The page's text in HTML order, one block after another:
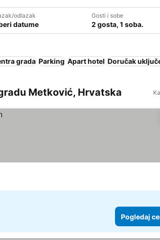
odlazak
datume
Gosti i sobe
2 gosta, 1 soba.
grada Parking Apart hotel Doručak
Metković, Hrvatska
Pogledaj